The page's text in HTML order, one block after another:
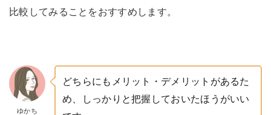
比較してみることをおすすめします。
ゆかち
どちらにもメリット・デメリットがあるた
め、しっかりと把握しておいたほうがいい